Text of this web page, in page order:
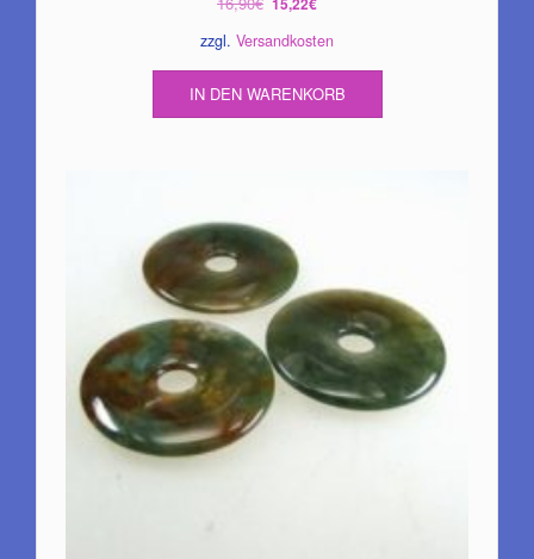
war:
15,22€
ist:
zzgl. Versandkosten
IN DEN WARENKORB